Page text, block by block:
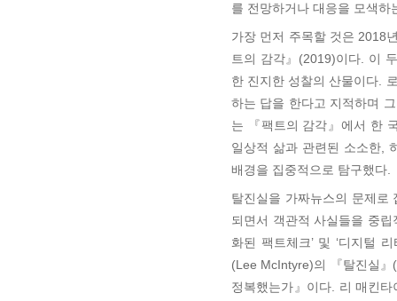
를 전망하거나 대응을 모색하
가장 먼저 주목할 것은 2018
트의 감각』(2019)이다. 이
한 진지한 성찰의 산물이다.
하는 답을 한다고 지적하며
는 『팩트의 감각』에서 한
일상적 삶과 관련된 소소한,
배경을 집중적으로 탐구했다.
탈진실을 가짜뉴스의 문제로
되면서 객관적 사실들을 중
화된 팩트체크’ 및 ‘디지털
(Lee McIntyre)의 『탈진실
정복했는가』이다. 리 매킨